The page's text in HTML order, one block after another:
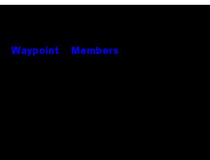
Waypoint Members